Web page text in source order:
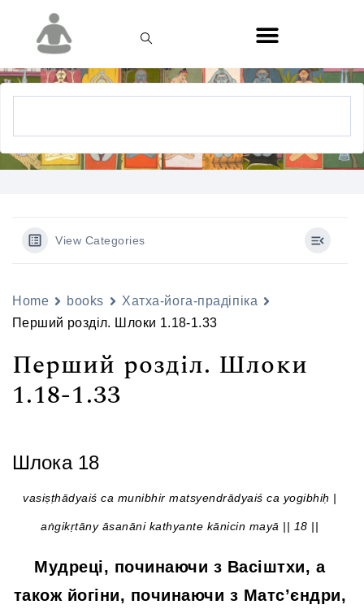
View Categories
Home books
Хатха-йога-прадіпіка
Перший розділ. Шлоки 1.18-1.33
Перший розділ. Шлоки
1.18-1.33
Шлока 18
vasiṣṭhādyaiś ca munibhir matsyendrādyaiś ca yogibhiḥ |
aṅgikṛtāny āsanāni kathyante kānicin mayā || 18 ||
Мудреці, починаючи з Васіштхи, а
також йогіни, починаючи з Матс’єндри,